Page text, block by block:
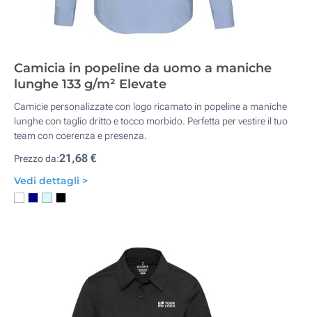
Camicia in popeline da uomo a maniche
lunghe 133 g/m² Elevate
Camicie personalizzate con logo ricamato in popeline a maniche
lunghe con taglio dritto e tocco morbido. Perfetta per vestire il tuo
team con coerenza e presenza.
Prezzo da:21,68 €
Vedi dettagli >